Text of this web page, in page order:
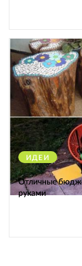
ИДЕИ
Отличные
руками